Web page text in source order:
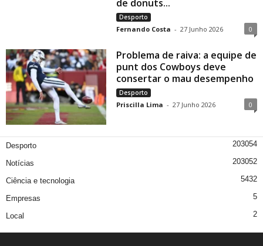
de donuts...
Desporto
Fernando Costa - 27 Junho 2026 0
Problema de raiva: a equipe de
punt dos Cowboys deve
consertar o mau desempenho
Desporto
Priscilla Lima - 27 Junho 2026 0
Desporto 203054
Notícias 203052
Ciência e tecnologia 5432
Empresas 5
Local 2